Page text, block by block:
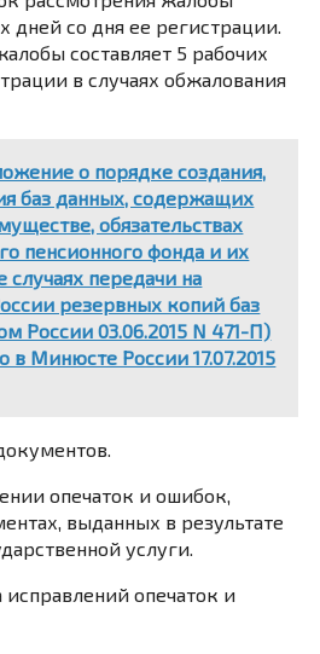
дней со дня ее регистрации.
составляет 5 рабочих
в случаях обжалования
о порядке создания,
баз данных, содержащих
обязательствах
пенсионного фонда и их
передачи на
резервных копий баз
России 03.06.2015 N 471-П)
в Минюсте России 17.07.2015
опечаток и ошибок,
выданных в результате
услуги.
опечаток и